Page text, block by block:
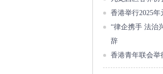
香港举行2025
“律企携手 法治
辞
香港青年联会举